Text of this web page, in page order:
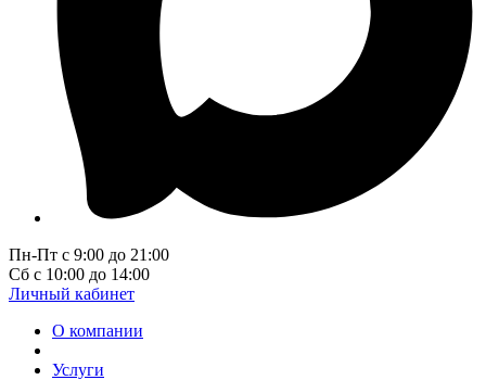
Пн-Пт с 9:00 до 21:00
Сб с 10:00 до 14:00
Личный кабинет
О компании
Услуги